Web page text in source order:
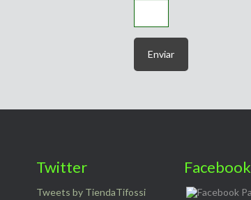
Twitter
Tweets by TiendaTifossi
Facebook